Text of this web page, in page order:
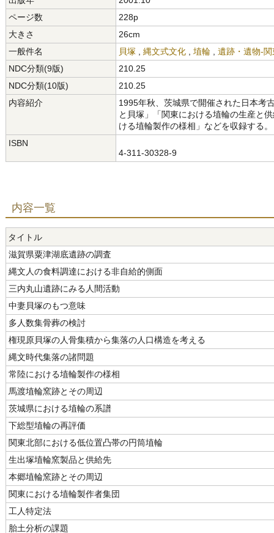
ページ数
228p
大きさ
26cm
一般件名
貝塚 縄文式文化 埴輪
遺跡・遺物-
NDC分類(9版)
210.25
NDC分類(10版)
210.25
内容紹介
1995年秋、茨城県で開催された日本考
と貝塚」「関東における埴輪の生産と
ける埴輪製作の様相」などを収録する。
ISBN
4-311-30328-9
内容一覧
タイトル
滋賀県粟津湖底遺跡の調査
縄文人の食料調達における非自給的側面
三内丸山遺跡にみる人間活動
中妻貝塚のもつ意味
多人数集骨葬の検討
権現原貝塚の人骨集積から集落の人口構造を考える
縄文時代集落の諸問題
常陸における埴輪製作の様相
馬渡埴輪窯跡とその周辺
茨城県における埴輪の系譜
下総型埴輪の再評価
関東北部における低位置凸帯の円筒埴輪
生出塚埴輪窯製品と供給先
本郷埴輪窯跡とその周辺
関東における埴輪製作者集団
工人特定法
胎土分析の課題